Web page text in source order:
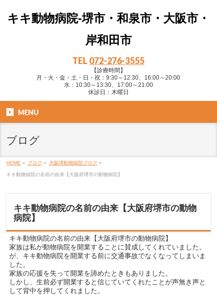
キキ動物病院-堺市・和泉市・大阪市・
岸和田市
TEL 072-276-3555
【診療時間】
月・火・金・土・日・祝：9:30～12:30、16:00～20:00
水：10:30～13:30、17:00～21:00
休診日：木曜日
MENU
ブログ
HOME » ブログ » 大阪堺動物病院ブログ »
キキ動物病院の名前の由来【大阪府堺市の動物病院】
キキ動物病院の名前の由来【大阪府堺市の動物
病院】
キキ動物病院の名前の由来【大阪府堺市の動物病院】
家族は私が動物病院を開業することに賛成してくれていました。
が、キキ動物病院を開業する前に交通事故でなくなってしまいま
した。
家族の応援を失って開業を諦めたときもありました。
しかし、生前必ず開業すると信じていてくれたことが声無き声と
して背中を押してくれました。